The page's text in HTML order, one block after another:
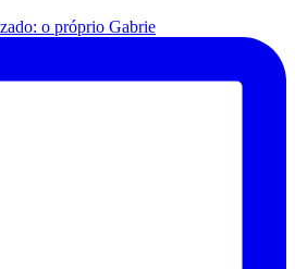
o próprio Gabrie